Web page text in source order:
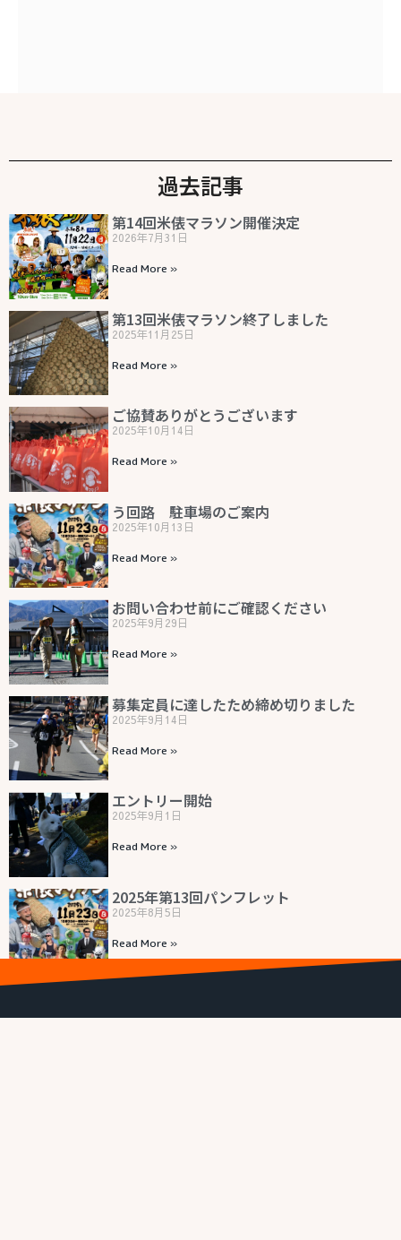
過去記事
第14回米俵マラソン開催決定
2026年7月31日
Read More »
第13回米俵マラソン終了しました
2025年11月25日
Read More »
ご協賛ありがとうございます
2025年10月14日
Read More »
う回路 駐車場のご案内
2025年10月13日
Read More »
お問い合わせ前にご確認ください
2025年9月29日
Read More »
募集定員に達したため締め切りました
2025年9月14日
Read More »
エントリー開始
2025年9月1日
Read More »
2025年第13回パンフレット
2025年8月5日
Read More »